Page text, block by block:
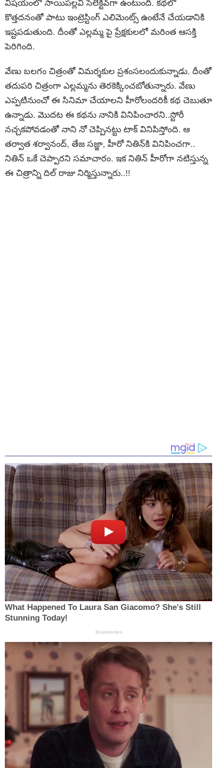
విషయంలో సాయిపల్లవి సెలెక్టివ్‌గా ఉంటుంది. కథలో
కొత్తదనంతో పాటు ఇంట్రెస్టింగ్ ఎలిమెంట్స్ ఉంటేనే చేయడానికి
ఇష్టపడుతుంది. దీంతో ఎల్లమ్మ పై ప్రేక్షకులలో మరింత ఆసక్తి
పెరిగింది.
వేణు బలగం చిత్రంతో విమర్శకుల ప్రశంసలందుకున్నాడు. దీంతో
తదుపరి చిత్రంగా ఎల్లమ్మను తెరకెక్కించబోతున్నారు. వేణు
ఎప్పటినుంచో ఈ సినిమా చేయాలని హీరోలందరికీ కథ చెబుతూ
ఉన్నాడు. మొదట ఈ కథను నానికి వినిపించారని..స్టోరీ
నచ్చకపోవడంతో నాని నో చెప్పినట్టు టాక్ వినిపిస్తోంది. ఆ
తర్వాత శర్వానంద్, తేజ సజ్జా, హీరో నితిన్‌కి వినిపించగా..
నితిన్ ఒకే చెప్పారని సమాచారం. ఇక నితిన్ హీరోగా నటిస్తున్న
ఈ చిత్రాన్ని దిల్ రాజు నిర్మిస్తున్నారు..!!